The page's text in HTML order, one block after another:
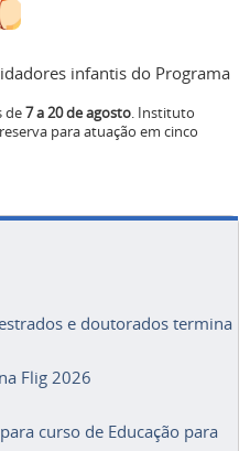
infantis do Programa
de7 a 20 de agosto. Instituto
para atuação em cinco
e doutorados termina
Flig 2026
curso de Educação para